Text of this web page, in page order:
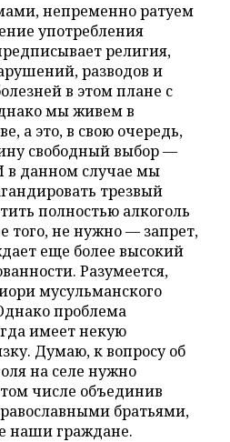
непременно ратуем
употребления
религия,
разводов и
в этом плане с
мы живем в
а это, в свою очередь,
свободный выбор —
в данном случае мы
трезвый
полностью алкоголь
того, не нужно — запрет,
еще более высокий
Разумеется,
мусульманского
проблема
имеет некую
Думаю, к вопросу об
на селе нужно
числе объединив
братьями,
наши граждане.